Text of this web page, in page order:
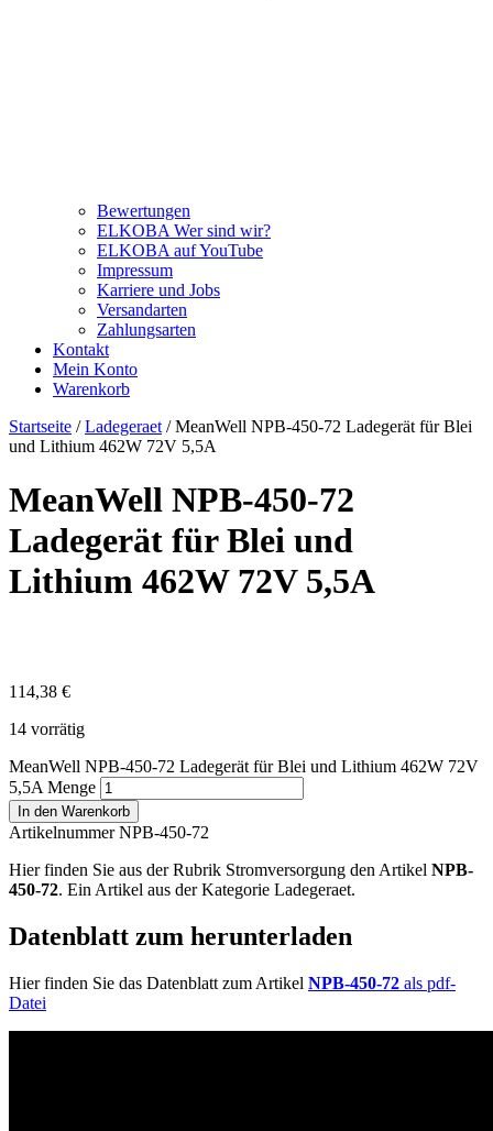
Bewertungen
ELKOBA Wer sind wir?
ELKOBA auf YouTube
Impressum
Karriere und Jobs
Versandarten
Zahlungsarten
Kontakt
Mein Konto
Warenkorb
Startseite /Ladegeraet / MeanWell NPB-450-72 Ladegerät für Blei
und Lithium 462W 72V 5,5A
MeanWell NPB-450-72
Ladegerät für Blei und
Lithium 462W 72V 5,5A
114,38 €
14 vorrätig
MeanWell NPB-450-72 Ladegerät für Blei und Lithium 462W 72V
5,5A Menge
In den Warenkorb
Artikelnummer NPB-450-72
Hier finden Sie aus der Rubrik Stromversorgung den Artikel NPB-
450-72. Ein Artikel aus der Kategorie Ladegeraet.
Datenblatt zum herunterladen
Hier finden Sie das Datenblatt zum Artikel NPB-450-72 als pdf-
Datei